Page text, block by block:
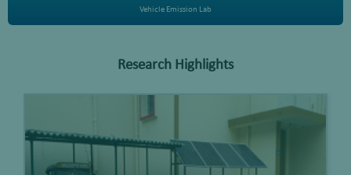
Vehicle Emission Lab
Research Highlights